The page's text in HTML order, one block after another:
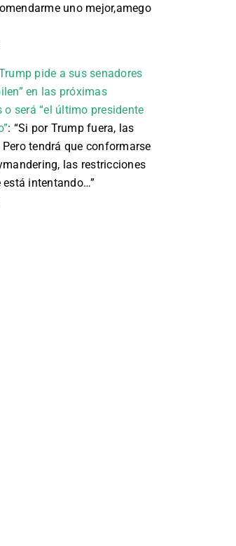
uno mejor,amego
pide a sus senadores
en las próximas
o será “el último presidente
: “Si por Trump fuera, las
tendrá que conformarse
las restricciones
está intentando…”